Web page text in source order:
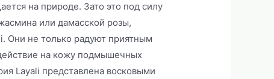
на природе. Зато это под силу
или дамасской розы,
Они не только радуют приятным
на кожу подмышечных
Layali представлена восковыми